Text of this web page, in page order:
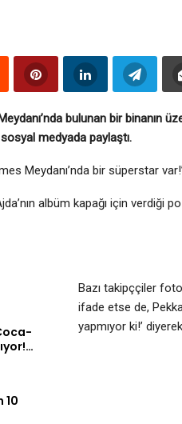
bulunan bir binanın
medyada paylaştı.
Meydanı’nda bir süperstar
albüm kapağı için verdiği
10
Bazı takipççiler
ifade etse de,
yapmıyor ki!’